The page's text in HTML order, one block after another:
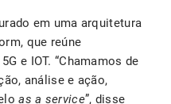
em uma arquitetura
que reúne
e IOT. “Chamamos de
análise e ação,
as a service”, disse